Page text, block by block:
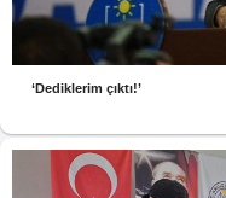
‘Dediklerim çıktı!’